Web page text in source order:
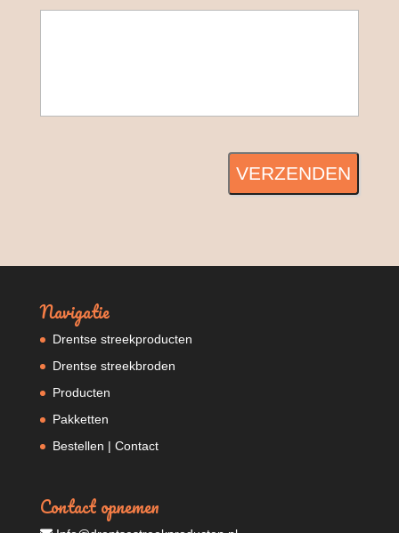
VERZENDEN
Navigatie
Drentse streekproducten
Drentse streekbroden
Producten
Pakketten
Bestellen | Contact
Contact opnemen